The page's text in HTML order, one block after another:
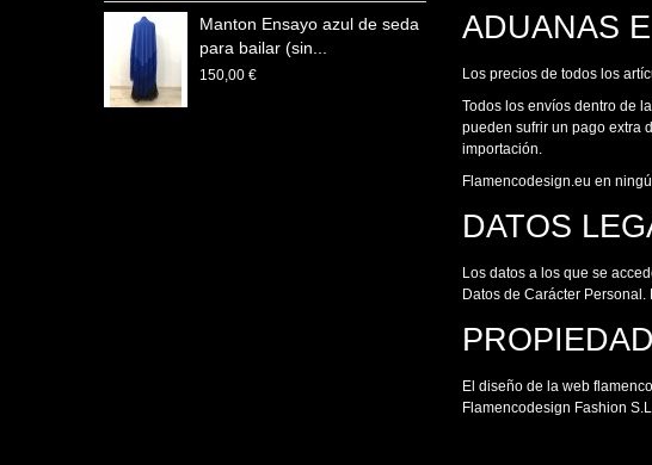
Manton Ensayo azul de seda
para bailar (sin...
150,00 €
ADUANAS
Los precios de todos los
Todos los envíos dentro de
pueden sufrir un pago extra
importación.
Flamencodesign.eu en
DATOS
Los datos a los que se
Datos de Carácter
El diseño de la web
Flamencodesign Fashion